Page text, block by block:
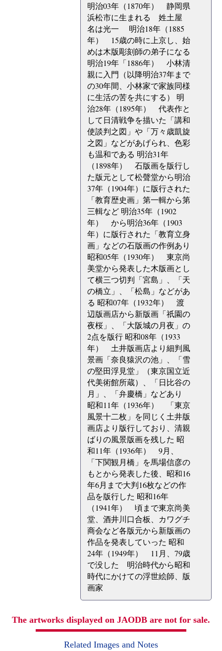
明治03年（1870年） 静岡県
浜松市に生まれる 姓土屋
名は光一 明治18年（1885
年） 15歳の時に上京し、始
めは木版彫刻師の弟子になる
明治19年「1886年） 小林清
親に入門（以降明治37年まで
の30年間、小林家で家族同様
に生活の苦を共にする） 明
治28年（1895年） 代表作と
して日清戦争を描いた「講和
使談判之図」や「万々歳凱旋
之図」などがあげられ、色彩
も温和である 明治31年
（1898年） 石版画を版行し
た版元として松聲堂から明治
37年（1904年）に版行された
「教育歴史画」第一輯から第
三輯など 明治35年（1902
年） から明治36年（1903
年）に版行された「教育立身
画」などの石版画の作例あり
昭和05年（1930年） 東京尚
美堂から発表した木版画とし
て横三つ切判「宮島」、「天
の橋立」、「松島」などがあ
る 昭和07年（1932年） 渡
辺版画店から新版画「祇園の
夜桜」、「大阪城の月夜」の
2点を版行 昭和08年（1933
年） 土井版画店より細判風
景画「奈良猿沢の池」、「雪
の堅田浮見堂」（東京国立近
代美術館所蔵）、「日比谷の
月」、「弁慶橋」などあり
昭和11年（1936年） 「東京
風景十二枚」を同じく土井版
画店より版行しており、清親
ばりの風景版画を残した 昭
和11年（1936年） 9月、
「下関観月橋」を馬場信彦の
もとから発表した後、昭和16
年6月まで大判16枚などの作
品を版行した 昭和16年
（1941年） 頃まで東京尚美
堂、酒井川口合板、カワグチ
商会など各版元から新版画の
作品を発表していった 昭和
24年（1949年） 11月、79歳
で没した 明治時代から昭和
時代にかけての浮世絵師、版
画家
The artworks displayed on JAODB are not for sale.
Related Images and Notes